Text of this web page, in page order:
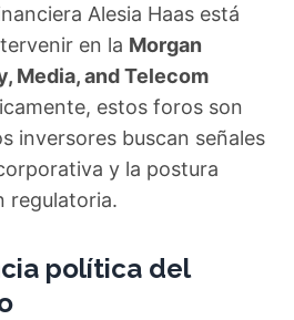
Alesia Haas está
en la Morgan
Media, and Telecom
estos foros son
inversores buscan señales
y la postura
regulatoria.
política del